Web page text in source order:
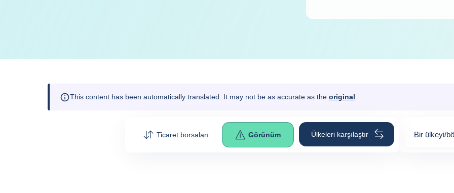
This content has been automatically translated. It may not be as accurate as the original
Ticaret borsaları Görünüm Ülkeleri karşılaştır Bir ülkeyi/